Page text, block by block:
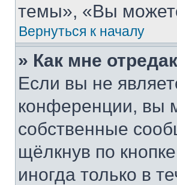
темы», «Вы
Вернуться к началу
» Как мне
Если вы не
конференции, вы
собственные
щёлкнув по кнопке
иногда только в